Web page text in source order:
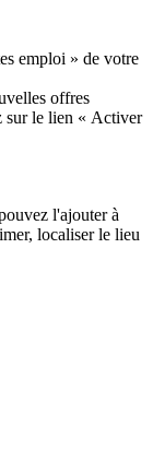
emploi » de votre
offres
sur le lien « Activer
l'ajouter à
localiser le lieu